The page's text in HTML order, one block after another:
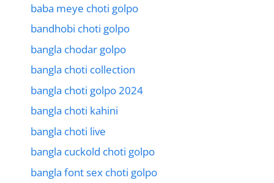
baba meye choti golpo
bandhobi choti golpo
bangla chodar golpo
bangla choti collection
bangla choti golpo 2024
bangla choti kahini
bangla choti live
bangla cuckold choti golpo
bangla font sex choti golpo